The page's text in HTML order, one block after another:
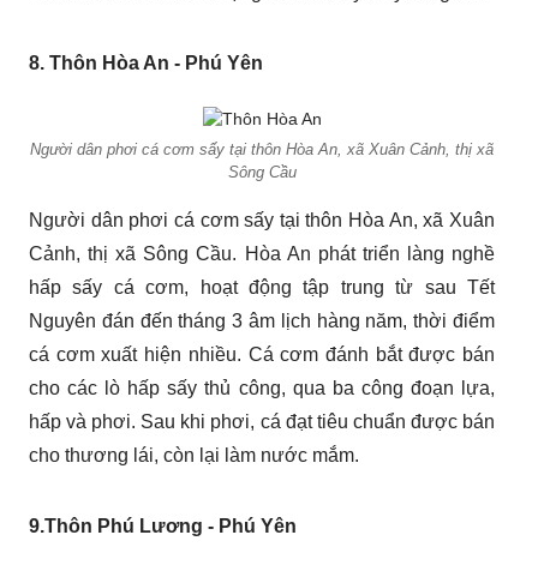
8. Thôn Hòa An - Phú Yên
Người dân phơi cá cơm sấy tại thôn Hòa An, xã Xuân Cảnh, thị xã
Sông Cầu
Người dân phơi cá cơm sấy tại thôn Hòa An, xã Xuân
Cảnh, thị xã Sông Cầu. Hòa An phát triển làng nghề
hấp sấy cá cơm, hoạt động tập trung từ sau Tết
Nguyên đán đến tháng 3 âm lịch hàng năm, thời điểm
cá cơm xuất hiện nhiều. Cá cơm đánh bắt được bán
cho các lò hấp sấy thủ công, qua ba công đoạn lựa,
hấp và phơi. Sau khi phơi, cá đạt tiêu chuẩn được bán
cho thương lái, còn lại làm nước mắm.
9.Thôn Phú Lương - Phú Yên